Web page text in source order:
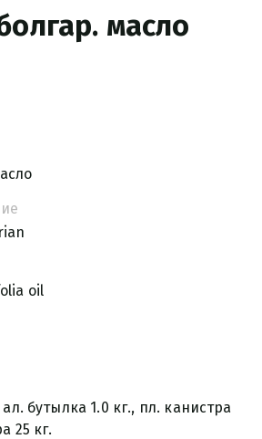
масло
oil
бутылка 1.0 кг., пл. канистра
25 кг.